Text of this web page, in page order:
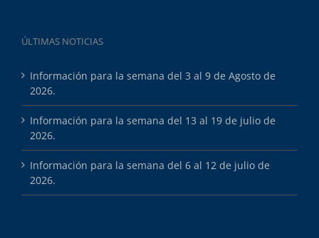
ÚLTIMAS NOTICIAS
Información para la semana del 3 al 9 de Agosto de
2026.
Información para la semana del 13 al 19 de julio de
2026.
Información para la semana del 6 al 12 de julio de
2026.